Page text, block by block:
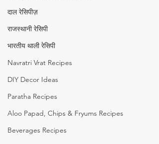
दाल रेसिपीज़
राजस्थानी रेसिपी
भारतीय थाली रेसिपी
Navratri Vrat Recipes
DIY Decor Ideas
Paratha Recipes
Aloo Papad, Chips & Fryums Recipes
Beverages Recipes